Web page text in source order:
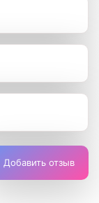
Добавить отзыв